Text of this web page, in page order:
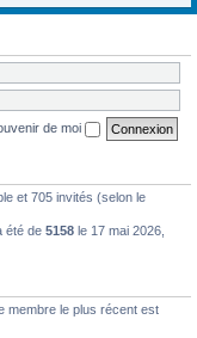
de moi
et 705 invités (selon le
été de 5158 le 17 mai 2026,
membre le plus récent est